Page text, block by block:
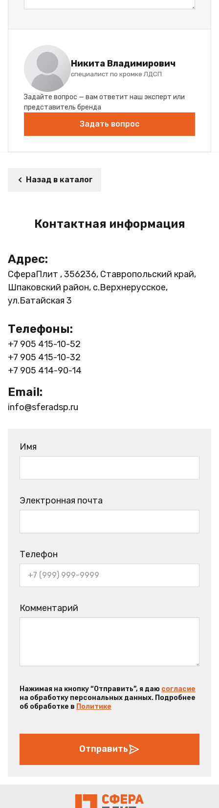
Никита Владимирович
специалист по кромке ЛДСП
Задайте вопрос — вам ответит наш эксперт или
представитель бренда
Задать вопрос
Назад в каталог
Контактная информация
Адрес:
СфераПлит , 356236, Ставропольский край,
Шпаковский район, с.Верхнерусское,
ул.Батайская 3
Телефоны:
+7 905 415-10-52
+7 905 415-10-32
+7 905 414-90-14
Email:
info@sferadsp.ru
Имя
Электронная почта
Телефон
Комментарий
Нажимая на кнопку “Отправить”, я даю согласие
на обработку персональных данных. Подробнее
об обработке в Политике
Отправить